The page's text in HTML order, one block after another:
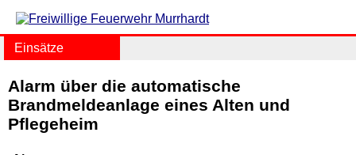
Einsätze
Alarm über die automatische
Brandmeldeanlage eines Alten und
Pflegeheim